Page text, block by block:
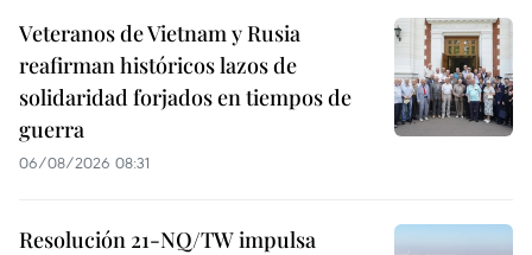
Veteranos de Vietnam y Rusia
reafirman históricos lazos de
solidaridad forjados en tiempos de
guerra
06/08/2026 08:31
Resolución 21-NQ/TW impulsa